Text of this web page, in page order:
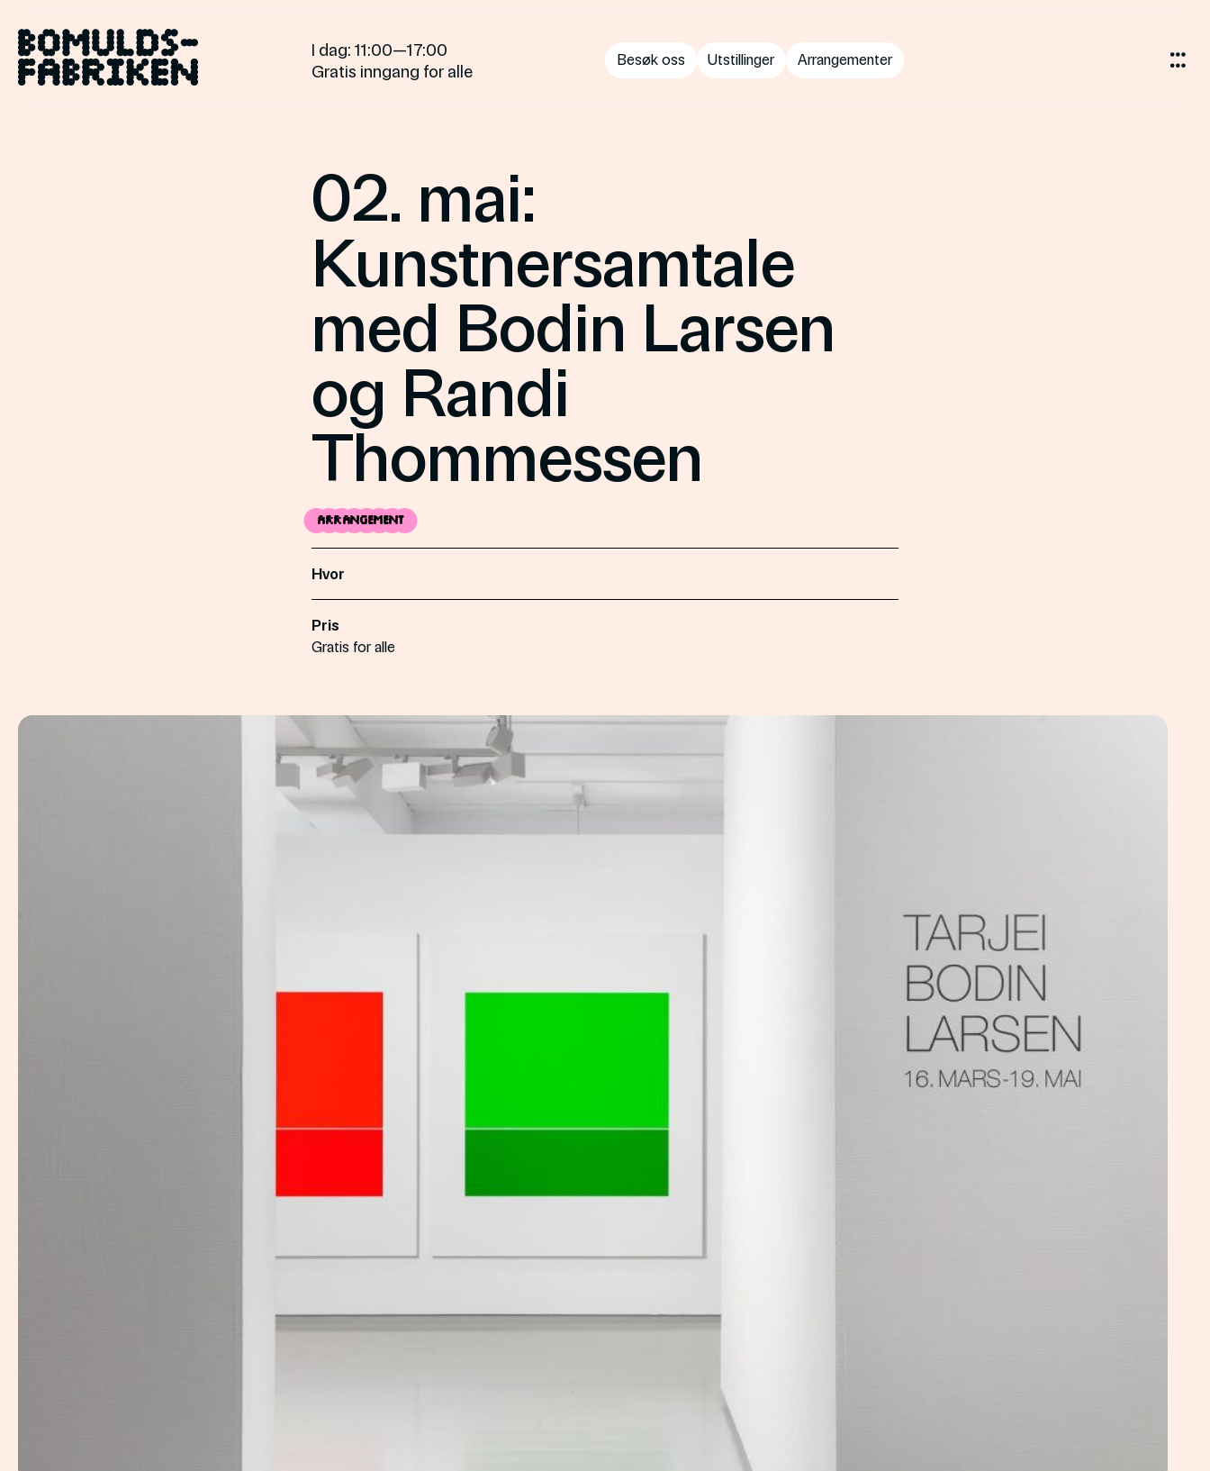
content
I dag: 11:00—17:00
Gratis inngang for alle
Besøk oss Utstillinger Arrangementer
02. mai:
Kunstnersamtale
med Bodin Larsen
og Randi
Thommessen
Arrangement
Hvor
Pris
Gratis for alle